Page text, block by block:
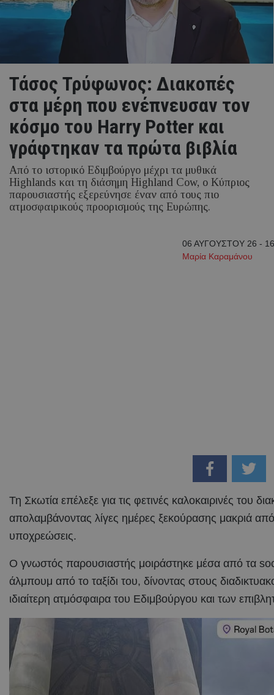
Τάσος Τρύφωνος: Διακοπές
στα μέρη που ενέπνευσαν τον
κόσμο του Harry Potter και
γράφτηκαν τα πρώτα βιβλία
Από το ιστορικό Εδιμβούργο μέχρι τα μυθικά
Highlands και τη διάσημη Highland Cow, ο Κύπριος
παρουσιαστής εξερεύνησε έναν από τους πιο
ατμοσφαιρικούς προορισμούς της Ευρώπης.
06 ΑΥΓΟΥΣΤΟΥ 26 -
Μαρία Καραμάνου
Τη Σκωτία επέλεξε για τις φετινές καλοκαιρινές του
απολαμβάνοντας λίγες ημέρες ξεκούρασης μακριά από
υποχρεώσεις.
Ο γνωστός παρουσιαστής μοιράστηκε μέσα από τα
άλμπουμ από το ταξίδι του, δίνοντας στους
ιδιαίτερη ατμόσφαιρα του Εδιμβούργου και των